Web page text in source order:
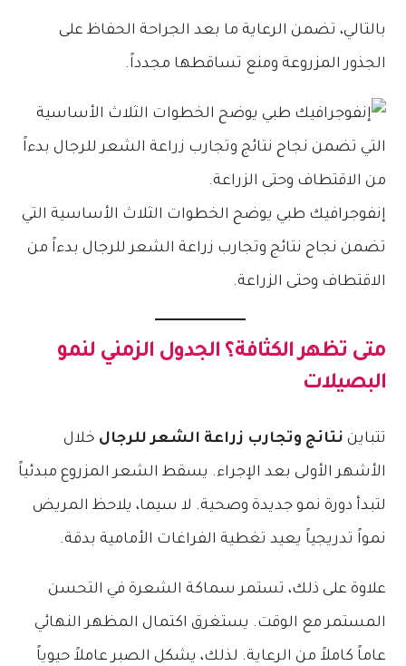
بالتالي، تضمن الرعاية ما بعد الجراحة الحفاظ على
الجذور المزروعة ومنع تساقطها مجدداً.
إنفوجرافيك طبي يوضح الخطوات الثلاث الأساسية التي
تضمن نجاح نتائج وتجارب زراعة الشعر للرجال بدءاً من
الاقتطاف وحتى الزراعة.
متى تظهر الكثافة؟ الجدول الزمني لنمو
البصيلات
تتباين نتائج وتجارب زراعة الشعر للرجال خلال
الأشهر الأولى بعد الإجراء. يسقط الشعر المزروع مبدئياً
لتبدأ دورة نمو جديدة وصحية. لا سيما، يلاحظ المريض
نمواً تدريجياً يعيد تغطية الفراغات الأمامية بدقة.
علاوة على ذلك، تستمر سماكة الشعرة في التحسن
المستمر مع الوقت. يستغرق اكتمال المظهر النهائي
عاماً كاملاً من الرعاية. لذلك، يشكل الصبر عاملاً حيوياً